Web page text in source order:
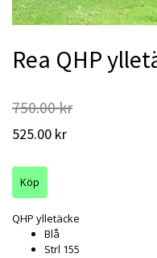
Rea QHP
750.00 kr
525.00 kr
QHP ylletäcke
Blå
Strl 155